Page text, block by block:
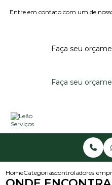
Entre em contato com um de
Faça seu
Faça seu
HomeCategoriascontroladores de